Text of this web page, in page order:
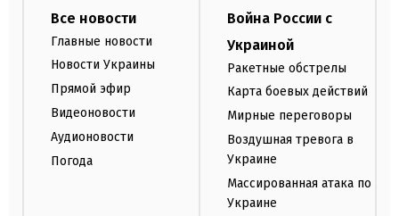
Все новости
Главные новости
Новости Украины
Прямой эфир
Видеоновости
Аудионовости
Погода
Война России с
Украиной
Ракетные обстрелы
Карта боевых действий
Мирные переговоры
Воздушная тревога в
Украине
Массированная атака по
Украине